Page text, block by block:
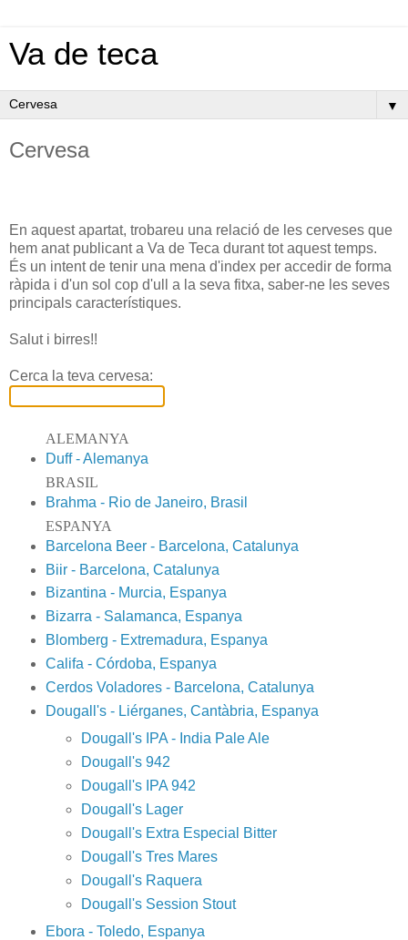
Va de teca
▼
Cervesa
En aquest apartat, trobareu una relació de les cerveses que
hem anat publicant a Va de Teca durant tot aquest temps.
És un intent de tenir una mena d'index per accedir de forma
ràpida i d'un sol cop d'ull a la seva fitxa, saber-ne les seves
principals característiques.
Salut i birres!!
Cerca la teva cervesa:
ALEMANYA
Duff - Alemanya
BRASIL
Brahma - Rio de Janeiro, Brasil
ESPANYA
Barcelona Beer - Barcelona, Catalunya
Biir - Barcelona, Catalunya
Bizantina - Murcia, Espanya
Bizarra - Salamanca, Espanya
Blomberg - Extremadura, Espanya
Califa - Córdoba, Espanya
Cerdos Voladores - Barcelona, Catalunya
Dougall's - Liérganes, Cantàbria, Espanya
Dougall's IPA - India Pale Ale
Dougall's 942
Dougall's IPA 942
Dougall's Lager
Dougall's Extra Especial Bitter
Dougall's Tres Mares
Dougall's Raquera
Dougall's Session Stout
Ebora - Toledo, Espanya